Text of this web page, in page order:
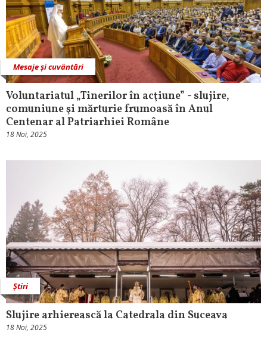
Mesaje și cuvântări
Voluntariatul „Tinerilor în acţiune” - slujire,
comuniune şi mărturie frumoasă în Anul
Centenar al Patriarhiei Române
18 Noi, 2025
Știri
Slujire arhierească la Catedrala din Suceava
18 Noi, 2025